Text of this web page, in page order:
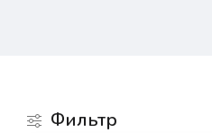
Фильтр